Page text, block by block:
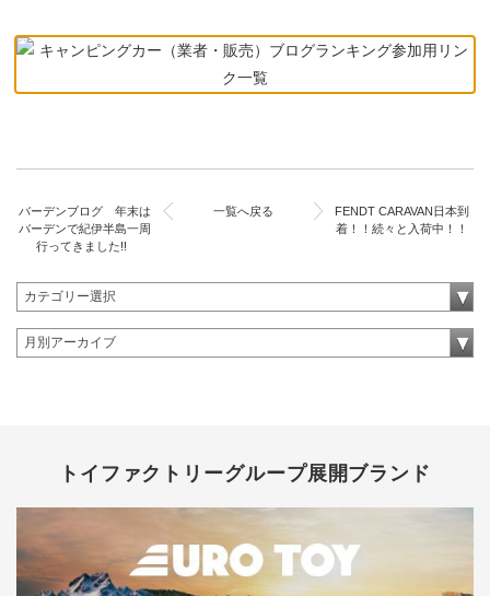
バーデンブログ 年末は
バーデンで紀伊半島一周
行ってきました!!
一覧へ戻る
FENDT CARAVAN日本到
着！！続々と入荷中！！
トイファクトリーグループ展開ブランド